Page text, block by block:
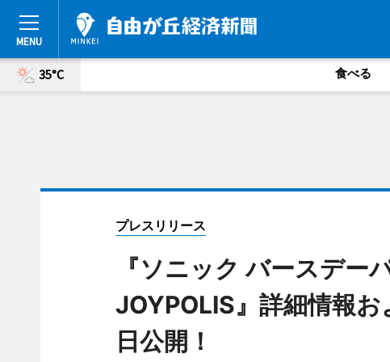
35°C 食べる
プレスリリース
『ソニック バースデー
JOYPOLIS』詳細情報
日公開！